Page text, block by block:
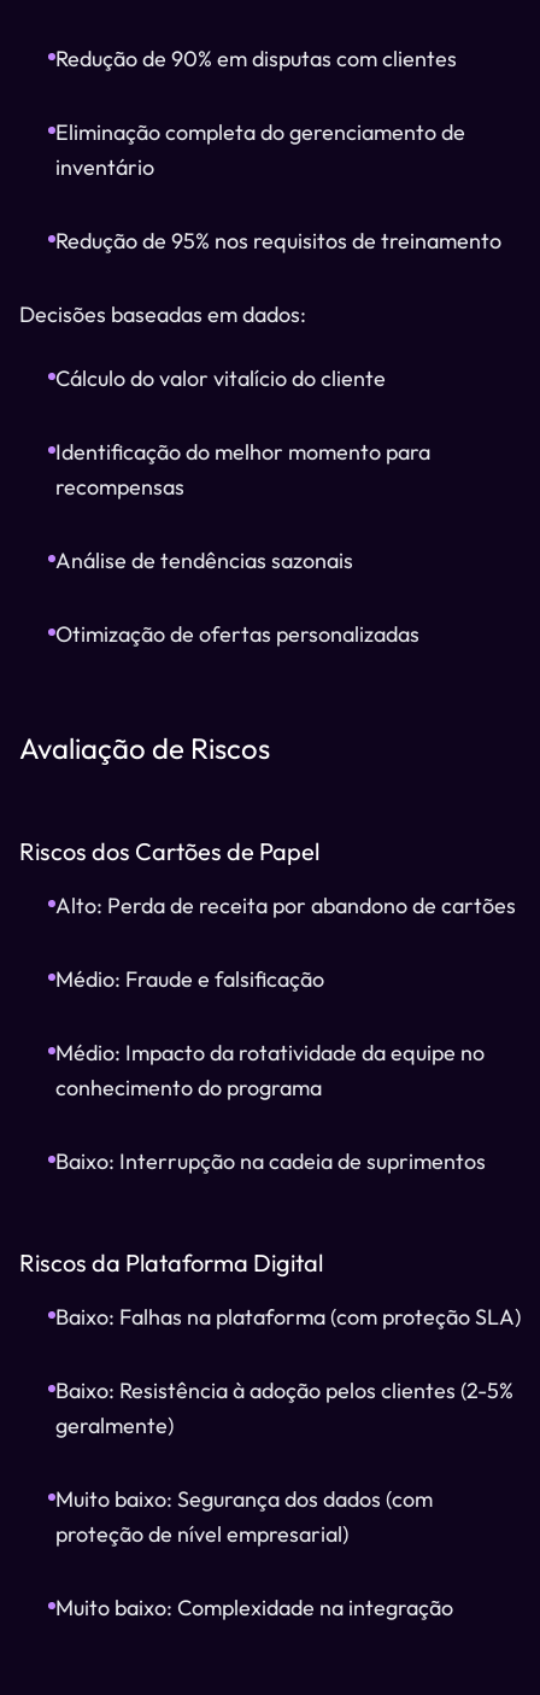
Redução de 90% em disputas com clientes
Eliminação completa do gerenciamento de
inventário
Redução de 95% nos requisitos de treinamento
Decisões baseadas em dados:
Cálculo do valor vitalício do cliente
Identificação do melhor momento para
recompensas
Análise de tendências sazonais
Otimização de ofertas personalizadas
Avaliação de Riscos
Riscos dos Cartões de Papel
Alto: Perda de receita por abandono de cartões
Médio: Fraude e falsificação
Médio: Impacto da rotatividade da equipe no
conhecimento do programa
Baixo: Interrupção na cadeia de suprimentos
Riscos da Plataforma Digital
Baixo: Falhas na plataforma (com proteção SLA)
Baixo: Resistência à adoção pelos clientes (2-5%
geralmente)
Muito baixo: Segurança dos dados (com
proteção de nível empresarial)
Muito baixo: Complexidade na integração